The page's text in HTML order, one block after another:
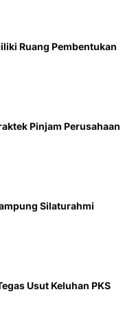
Ruang Pembentukan
Pinjam Perusahaan
Silaturahmi
Usut Keluhan PKS